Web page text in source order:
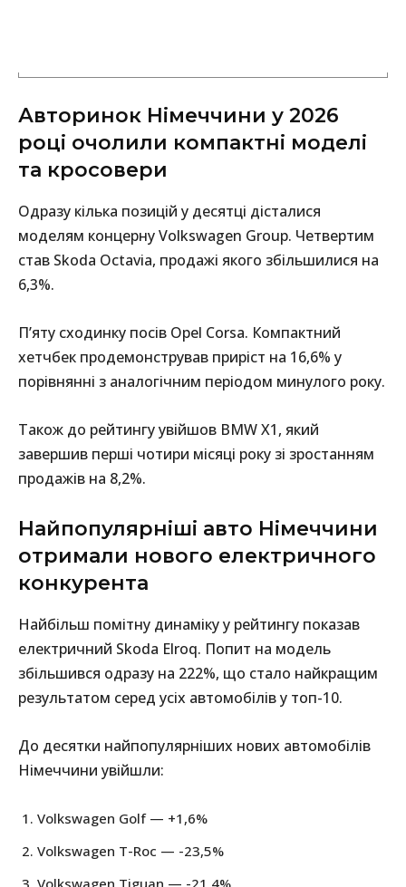
Авторинок Німеччини у 2026
році очолили компактні моделі
та кросовери
Одразу кілька позицій у десятці дісталися
моделям концерну Volkswagen Group. Четвертим
став Skoda Octavia, продажі якого збільшилися на
6,3%.
П’яту сходинку посів Opel Corsa. Компактний
хетчбек продемонстрував приріст на 16,6% у
порівнянні з аналогічним періодом минулого року.
Також до рейтингу увійшов BMW X1, який
завершив перші чотири місяці року зі зростанням
продажів на 8,2%.
Найпопулярніші авто Німеччини
отримали нового електричного
конкурента
Найбільш помітну динаміку у рейтингу показав
електричний Skoda Elroq. Попит на модель
збільшився одразу на 222%, що стало найкращим
результатом серед усіх автомобілів у топ-10.
До десятки найпопулярніших нових автомобілів
Німеччини увійшли:
Volkswagen Golf — +1,6%
Volkswagen T-Roc — -23,5%